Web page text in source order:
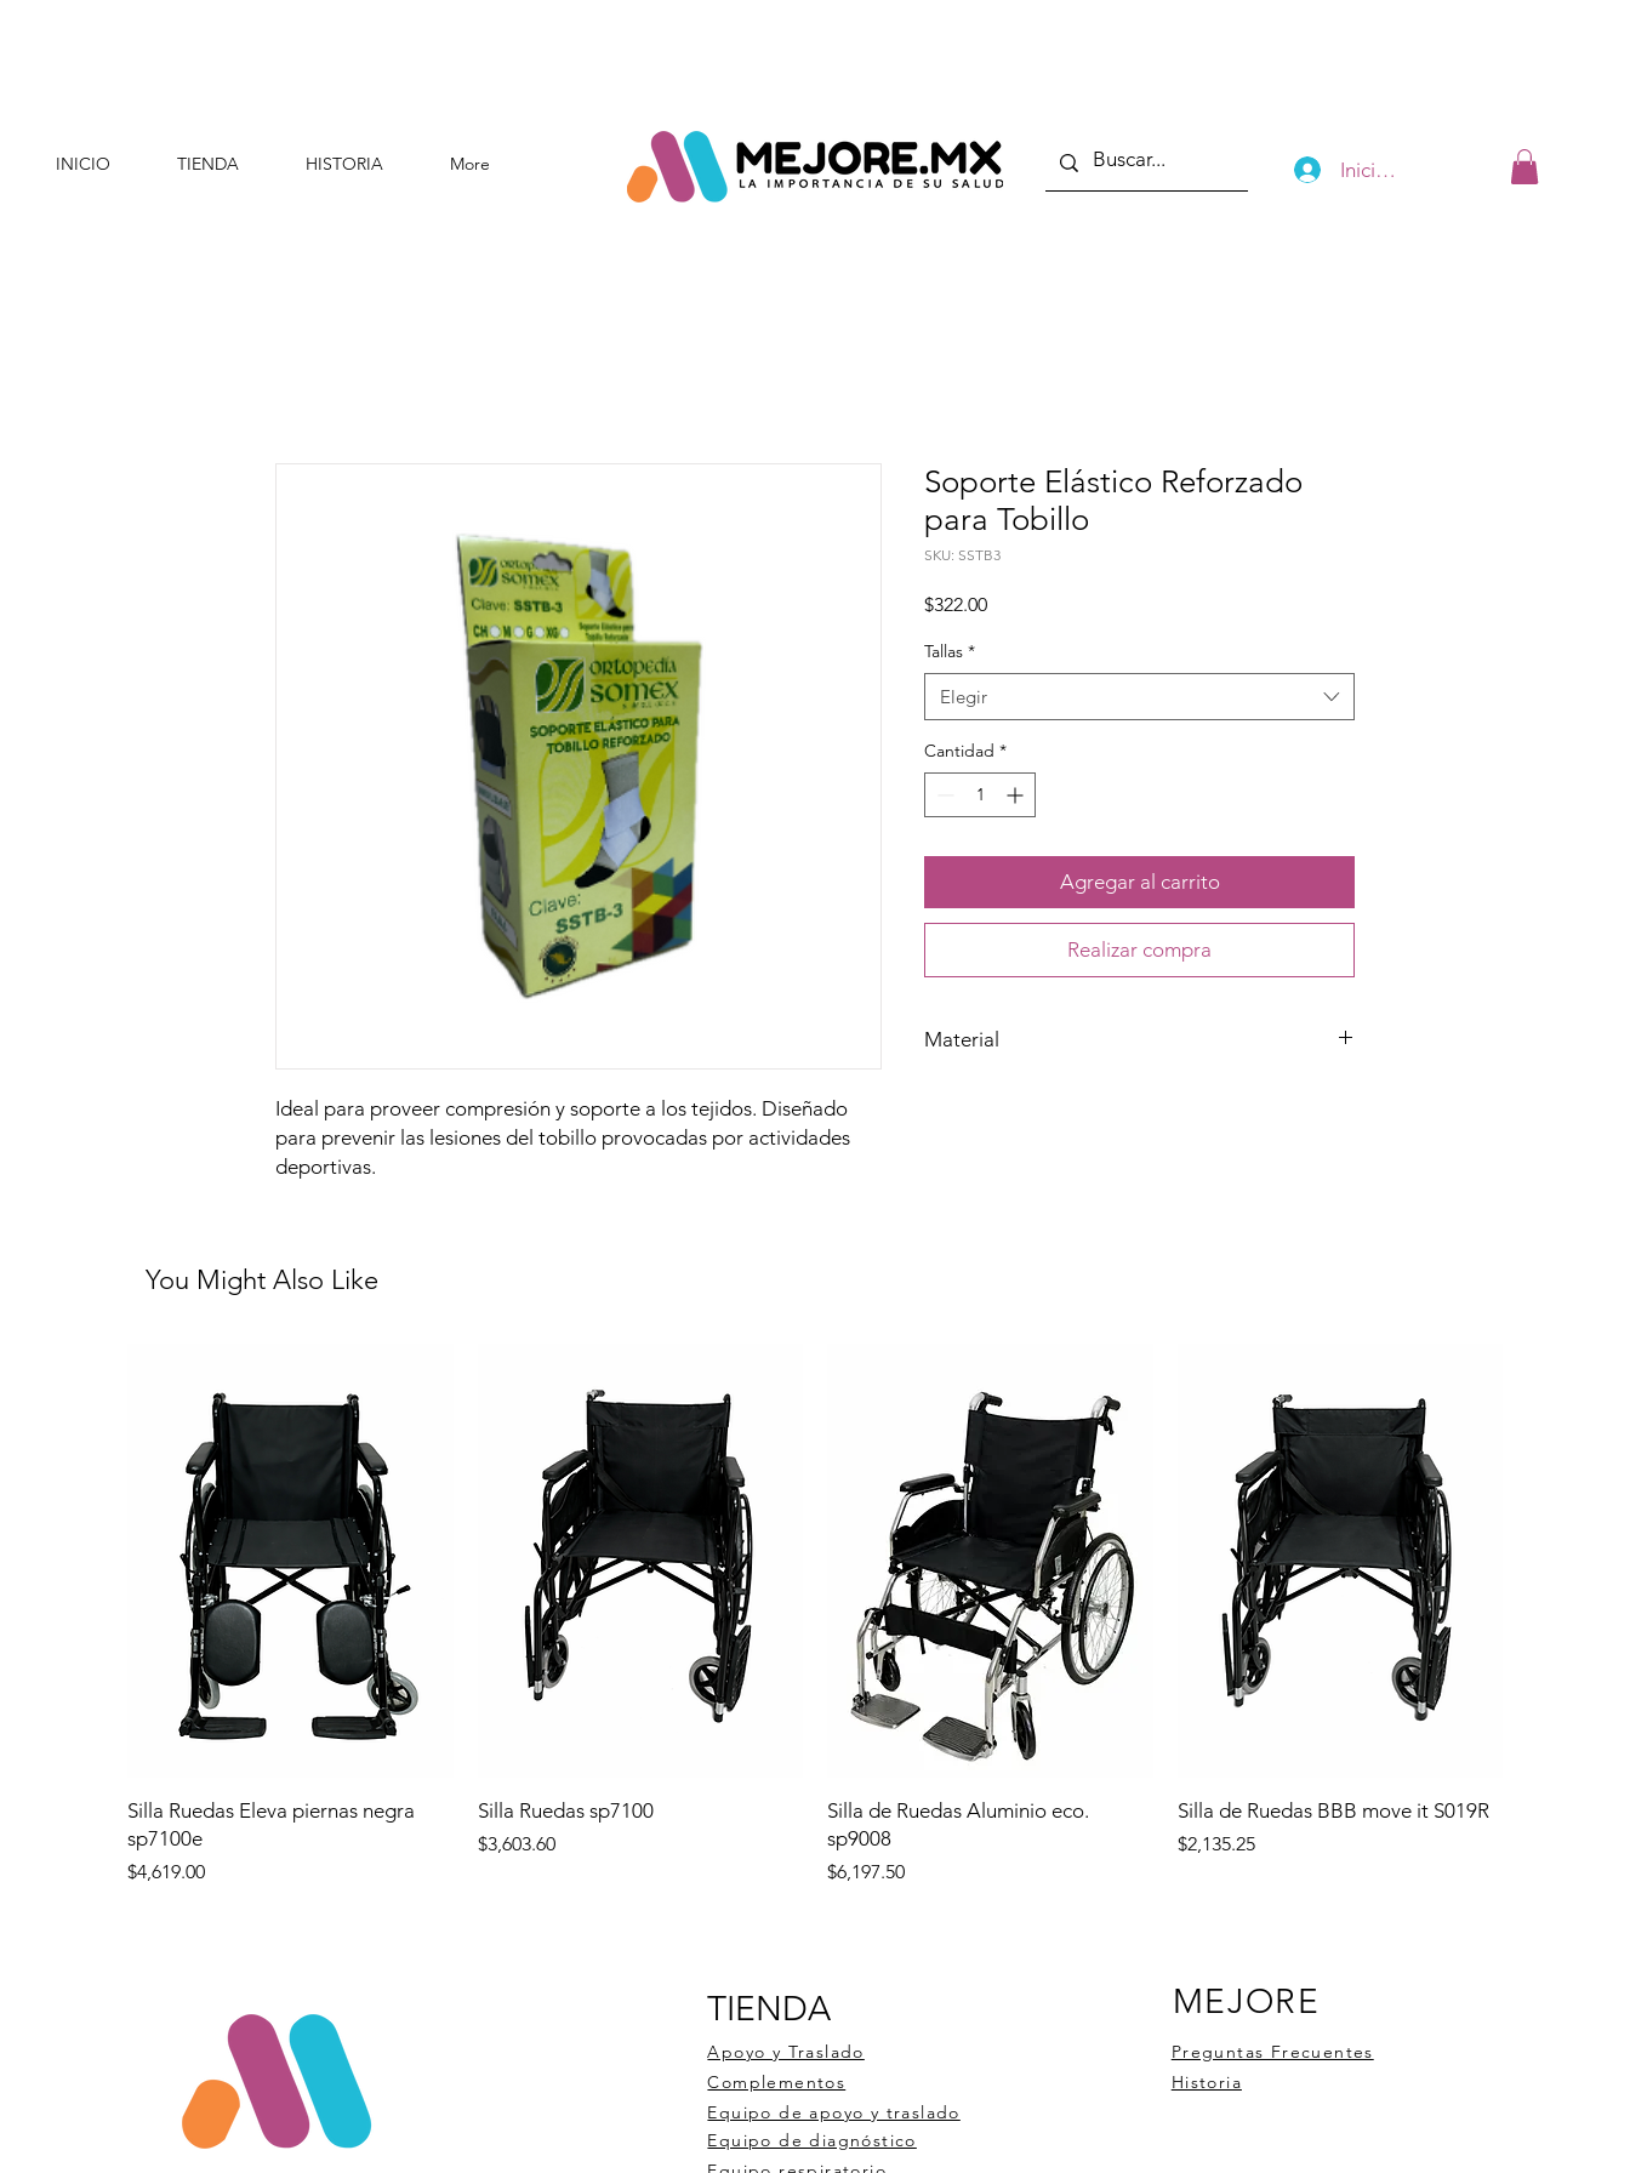
INICIO TIENDA HISTORIA More Iniciar sesión
Ideal para proveer compresión y soporte a los tejidos. Diseñado
para prevenir las lesiones del tobillo provocadas por actividades
deportivas.
Soporte Elástico Reforzado
para Tobillo
SKU: SSTB3
$322.00Precio
Tallas *
Elegir
Cantidad *
Agregar al carrito
Realizar compra
Material
You Might Also Like
Silla Ruedas Eleva piernas negra
sp7100e
Precio
$4,619.00
Silla Ruedas sp7100
Precio
$3,603.60
Silla de Ruedas Aluminio eco.
sp9008
Precio
$6,197.50
Silla de Ruedas BBB move it S019R
Precio
$2,135.25
TIENDA
Apoyo y Traslado
Complementos
Equipo de apoyo y traslado
Equipo de diagnóstico
MEJORE
Preguntas Frecuentes
Historia